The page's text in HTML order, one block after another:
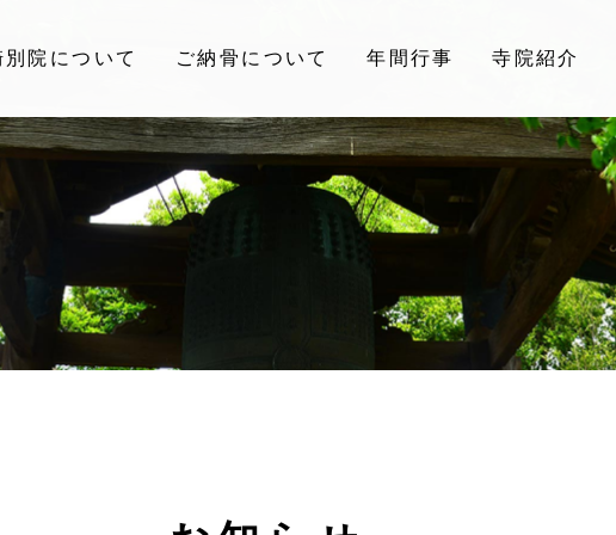
院について ご納骨について 年間行事 寺院紹介